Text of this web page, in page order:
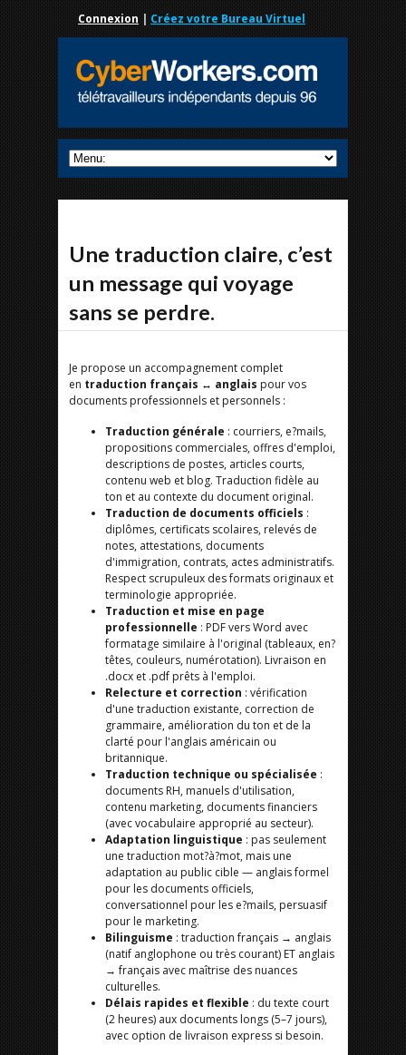
Connexion | Créez votre Bureau Virtuel
Une traduction claire, c’est
un message qui voyage
sans se perdre.
Je propose un accompagnement complet
en traduction français ↔ anglais pour vos
documents professionnels et personnels :
Traduction générale : courriers, e?mails,
propositions commerciales, offres d'emploi,
descriptions de postes, articles courts,
contenu web et blog. Traduction fidèle au
ton et au contexte du document original.
Traduction de documents officiels :
diplômes, certificats scolaires, relevés de
notes, attestations, documents
d'immigration, contrats, actes administratifs.
Respect scrupuleux des formats originaux et
terminologie appropriée.
Traduction et mise en page
professionnelle : PDF vers Word avec
formatage similaire à l'original (tableaux, en?
têtes, couleurs, numérotation). Livraison en
.docx et .pdf prêts à l'emploi.
Relecture et correction : vérification
d'une traduction existante, correction de
grammaire, amélioration du ton et de la
clarté pour l'anglais américain ou
britannique.
Traduction technique ou spécialisée :
documents RH, manuels d'utilisation,
contenu marketing, documents financiers
(avec vocabulaire approprié au secteur).
Adaptation linguistique : pas seulement
une traduction mot?à?mot, mais une
adaptation au public cible — anglais formel
pour les documents officiels,
conversationnel pour les e?mails, persuasif
pour le marketing.
Bilinguisme : traduction français → anglais
(natif anglophone ou très courant) ET anglais
→ français avec maîtrise des nuances
culturelles.
Délais rapides et flexible : du texte court
(2 heures) aux documents longs (5–7 jours),
avec option de livraison express si besoin.